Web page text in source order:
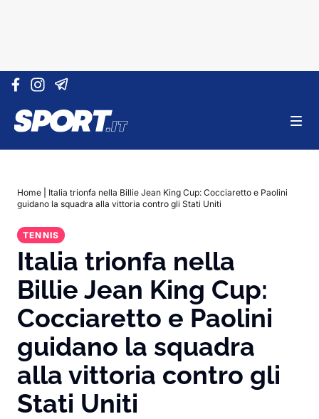
Vai al contenuto
Home
Italia trionfa nella Billie Jean King Cup: Cocciaretto e Paolini
guidano la squadra alla vittoria contro gli Stati Uniti
TENNIS
Italia trionfa nella
Billie Jean King Cup:
Cocciaretto e Paolini
guidano la squadra
alla vittoria contro gli
Stati Uniti